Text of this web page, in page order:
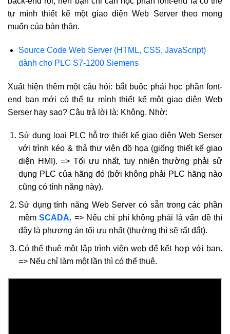
tự mình thiết kế một giao diện Web Server theo mong
muốn của bản thân.
Source Code Web Server (HTML, CSS, JavaScript)
dành cho PLC S7-1200 Siemens
Xuất hiện thêm một câu hỏi: bắt buộc phải học phần font-
end bạn mới có thể tự mình thiết kế một giao diện Web
Serser hay sao? Câu trả lời là: Không. Nhờ:
Sử dụng loại PLC hỗ trợ thiết kế giao diện Web Serser
với trình kéo & thả thư viện đồ họa (giống thiết kế giao
diện HMI). => Tối ưu nhất, tuy nhiên thường phải sử
dụng PLC của hãng đó (bởi không phải PLC hãng nào
cũng có tính năng này).
Sử dụng tính năng Web Server có sẵn trong các phần
mềmSCADA. => Nếu chi phí không phải là vấn đề thì
đây là phương án tối ưu nhất (thường thì sẽ rất đắt).
Có thể thuê một lập trình viên web để kết hợp với bạn.
=> Nếu chỉ làm một lần thì có thể thuê.